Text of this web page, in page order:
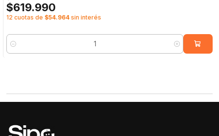
$619.990
12 cuotas de $54.964 sin interés
Cantidad